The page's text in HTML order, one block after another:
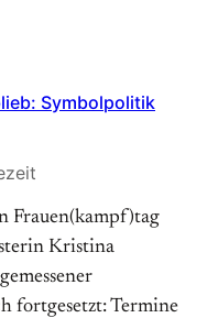
Symbolpolitik
Frauen(kampf)tag
Kristina
fortgesetzt: Termine